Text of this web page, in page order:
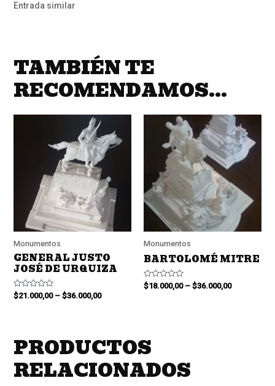
Entrada similar
TAMBIÉN TE
RECOMENDAMOS…
Monumentos
GENERAL JUSTO
JOSÉ DE URQUIZA
Valorado
en
$21.000,00–$36.000,00
Monumentos
BARTOLOMÉ MITRE
Valorado
en
$18.000,00– $36.000,00
PRODUCTOS
RELACIONADOS